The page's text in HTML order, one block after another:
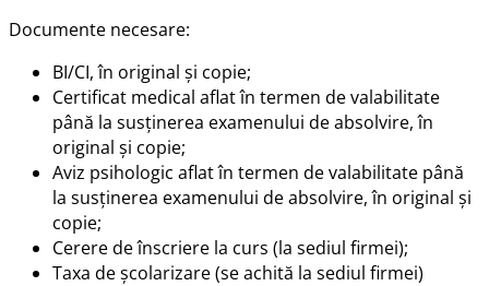
Documente necesare:
BI/CI, în original și copie;
Certificat medical aflat în termen de valabilitate
până la susținerea examenului de absolvire, în
original și copie;
Aviz psihologic aflat în termen de valabilitate până
la susținerea examenului de absolvire, în original și
copie;
Cerere de înscriere la curs (la sediul firmei);
Taxa de școlarizare (se achită la sediul firmei)